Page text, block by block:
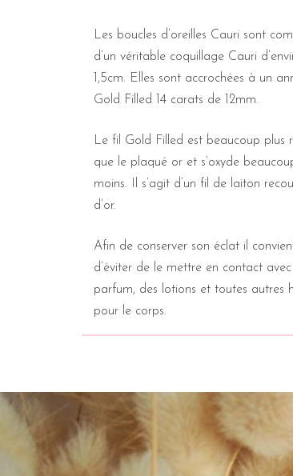
Les boucles d’oreilles Cauri sont
d’un véritable coquillage Cauri
1,5cm. Elles sont accrochées à un
Gold Filled 14 carats de 12mm.
Le fil Gold Filled est beaucoup plus
que le plaqué or et s’oxyde
moins. Il s’agit d’un fil de laiton
d’or.
Afin de conserver son éclat il
d’éviter de le mettre en contact
parfum, des lotions et toutes autres
pour le corps.